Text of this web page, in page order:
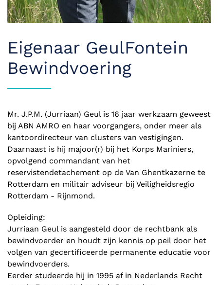
Eigenaar GeulFontein
Bewindvoering
Mr. J.P.M. (Jurriaan) Geul is 16 jaar werkzaam geweest
bij ABN AMRO en haar voorgangers, onder meer als
kantoordirecteur van clusters van vestigingen.
Daarnaast is hij majoor(r) bij het Korps Mariniers,
opvolgend commandant van het
reservistendetachement op de Van Ghentkazerne te
Rotterdam en militair adviseur bij Veiligheidsregio
Rotterdam - Rijnmond.
Opleiding:
Jurriaan Geul is aangesteld door de rechtbank als
bewindvoerder en houdt zijn kennis op peil door het
volgen van gecertificeerde permanente educatie voor
bewindvoerders.
Eerder studeerde hij in 1995 af in Nederlands Recht